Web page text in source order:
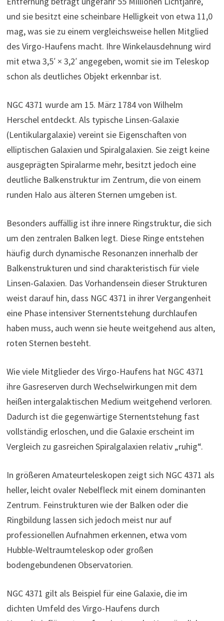
und sie besitzt eine scheinbare Helligkeit von etwa 11,0
mag, was sie zu einem vergleichsweise hellen Mitglied
des Virgo-Haufens macht. Ihre Winkelausdehnung wird
mit etwa 3,5′ × 3,2′ angegeben, womit sie im Teleskop
schon als deutliches Objekt erkennbar ist.
NGC 4371 wurde am 15. März 1784 von Wilhelm
Herschel entdeckt. Als typische Linsen-Galaxie
(Lentikulargalaxie) vereint sie Eigenschaften von
elliptischen Galaxien und Spiralgalaxien. Sie zeigt keine
ausgeprägten Spiralarme mehr, besitzt jedoch eine
deutliche Balkenstruktur im Zentrum, die von einem
runden Halo aus älteren Sternen umgeben ist.
Besonders auffällig ist ihre innere Ringstruktur, die sich
um den zentralen Balken legt. Diese Ringe entstehen
häufig durch dynamische Resonanzen innerhalb der
Balkenstrukturen und sind charakteristisch für viele
Linsen-Galaxien. Das Vorhandensein dieser Strukturen
weist darauf hin, dass NGC 4371 in ihrer Vergangenheit
eine Phase intensiver Sternentstehung durchlaufen
haben muss, auch wenn sie heute weitgehend aus alten,
roten Sternen besteht.
Wie viele Mitglieder des Virgo-Haufens hat NGC 4371
ihre Gasreserven durch Wechselwirkungen mit dem
heißen intergalaktischen Medium weitgehend verloren.
Dadurch ist die gegenwärtige Sternentstehung fast
vollständig erloschen, und die Galaxie erscheint im
Vergleich zu gasreichen Spiralgalaxien relativ „ruhig“.
In größeren Amateurteleskopen zeigt sich NGC 4371 als
heller, leicht ovaler Nebelfleck mit einem dominanten
Zentrum. Feinstrukturen wie der Balken oder die
Ringbildung lassen sich jedoch meist nur auf
professionellen Aufnahmen erkennen, etwa vom
Hubble-Weltraumteleskop oder großen
bodengebundenen Observatorien.
NGC 4371 gilt als Beispiel für eine Galaxie, die im
dichten Umfeld des Virgo-Haufens durch